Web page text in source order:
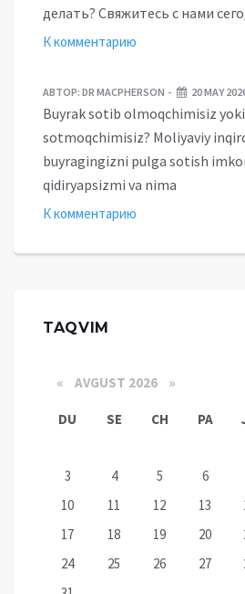
делать? Свяжитесь с нами
К комментарию
АВТОР: DR MACPHERSON 20 MAY
Buyrak sotib olmoqchimisiz
sotmoqchimisiz? Moliyaviy
buyragingizni pulga sotish
qidiryapsizmi va nima
К комментарию
TAQVIM
« AVGUST 2026 »
DU SE CH PA
3
4 5 6
10
11 12 13
17
18 19 20
24
25 26 27